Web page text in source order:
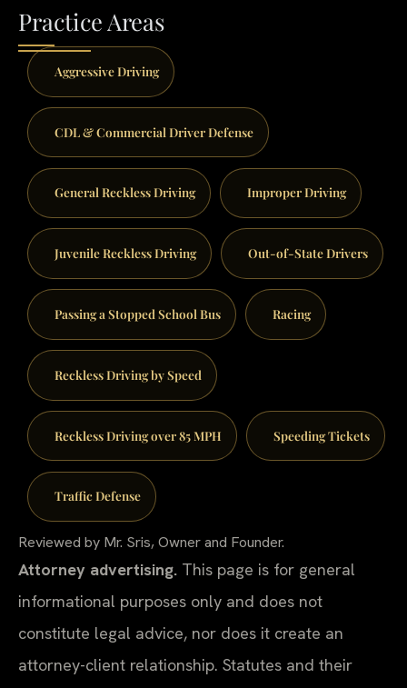
Practice Areas
Aggressive Driving
CDL & Commercial Driver Defense
General Reckless Driving Improper Driving
Juvenile Reckless Driving Out-of-State Drivers
Passing a Stopped School Bus Racing
Reckless Driving by Speed
Reckless Driving over 85 MPH Speeding Tickets
Traffic Defense
Reviewed by Mr. Sris, Owner and Founder.
Attorney advertising. This page is for general
informational purposes only and does not
constitute legal advice, nor does it create an
attorney-client relationship. Statutes and their